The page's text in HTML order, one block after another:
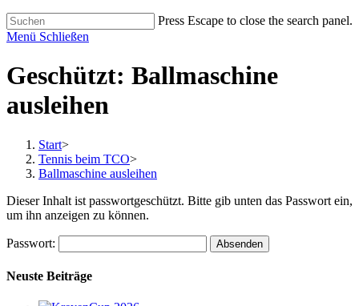
Press Escape to close the search panel.
Menü Schließen
Geschützt: Ballmaschine
ausleihen
Start>
Tennis beim TCO>
Ballmaschine ausleihen
Dieser Inhalt ist passwortgeschützt. Bitte gib unten das Passwort ein,
um ihn anzeigen zu können.
Passwort:
Neuste Beiträge